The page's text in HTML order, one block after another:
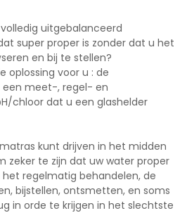
uitgebalanceerd
super proper is zonder dat u het
en bij te stellen?
oplossing voor u : de
een meet-, regel- en
chloor dat u een glashelder
kunt drijven in het midden
zeker te zijn dat uw water proper
regelmatig behandelen, de
bijstellen, ontsmetten, en soms
in orde te krijgen in het slechtste